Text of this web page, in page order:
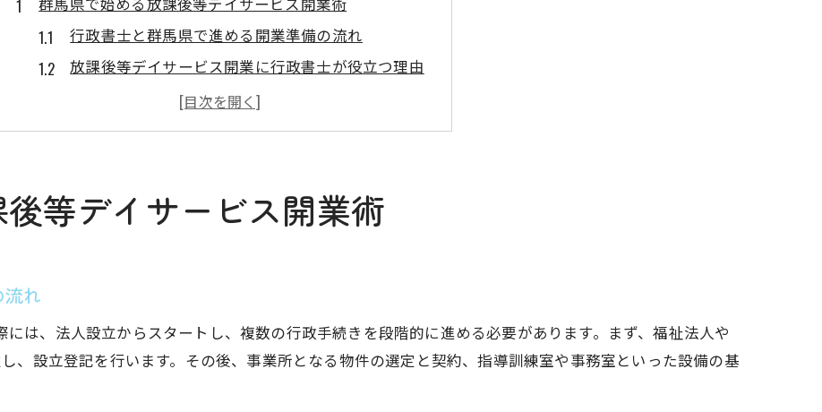
行政書士と群馬県で進める開業準備の流れ
放課後等デイサービス開業に行政書士が役立つ理由
行政書士選びが成功に繋がるポイントとは
群馬県で行政書士を活用した開業サポートの実際
行政書士が明かす申請成功の秘訣とは
行政書士が指南する群馬県での申請成功法
行政書士利用者が語る申請成功体験例
等デイサービス開業術
れ
は、法人設立からスタートし、複数の行政手続きを段階的に進める必要があります。まず、福祉法人や
、設立登記を行います。その後、事業所となる物件の選定と契約、指導訓練室や事務室といった設備の基